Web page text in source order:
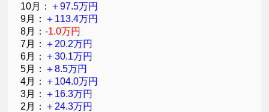
10月： ＋97.5万円
9月： ＋113.4万円
8月：-1.0万円
7月： ＋20.2万円
6月： ＋30.1万円
5月： ＋8.5万円
4月： ＋104.0万円
3月： ＋16.3万円
2月： ＋24.3万円